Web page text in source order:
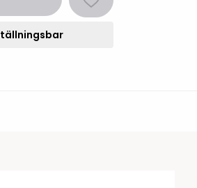
VISITIQ: Besökssystem